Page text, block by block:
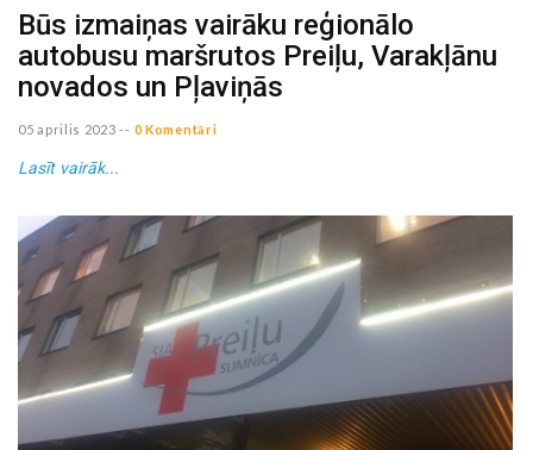
Būs izmaiņas vairāku reģionālo
autobusu maršrutos Preiļu, Varakļānu
novados un Pļaviņās
05 aprilis 2023 -- 0 Komentāri
Lasīt vairāk...